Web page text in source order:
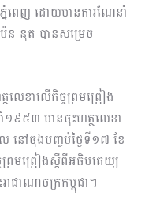
នំពេញ ដោយមានការណែនាំ
ន នុត បានសម្រេច
េខាលើកិច្ចព្រមព្រៀង
១៩៥៣ មានចុះហត្ថលេខា
ល នៅចុងបញ្ចប់ថ្ងៃទី១៧ ខែ
រមព្រៀងស្ដីពីអធិបតេយ្យ
ាជាណាចក្រកម្ពុជា។